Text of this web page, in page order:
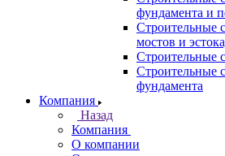
фундамента и
Строительные
мостов и
Строительные
Строительные
фундамента
Компания
Назад
Компания
О компании